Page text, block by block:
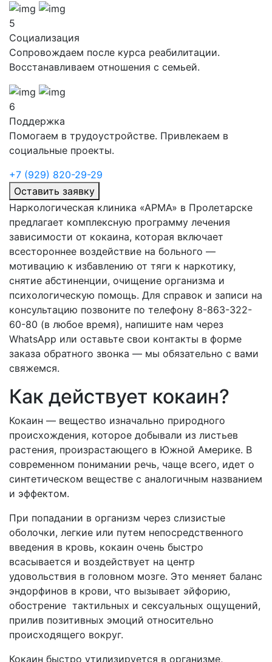
5
Социализация
Сопровождаем после курса реабилитации.
Восстанавливаем отношения с семьей.
6
Поддержка
Помогаем в трудоустройстве. Привлекаем в
социальные проекты.
+7 (929) 820-29-29
Оставить заявку
Наркологическая клиника «АРМА» в Пролетарске
предлагает комплексную программу лечения
зависимости от кокаина, которая включает
всестороннее воздействие на больного —
мотивацию к избавлению от тяги к наркотику,
снятие абстиненции, очищение организма и
психологическую помощь. Для справок и записи на
консультацию позвоните по телефону 8-863-322-
60-80 (в любое время), напишите нам через
WhatsApp или оставьте свои контакты в форме
заказа обратного звонка — мы обязательно с вами
свяжемся.
Как действует кокаин?
Кокаин — вещество изначально природного
происхождения, которое добывали из листьев
растения, произрастающего в Южной Америке. В
современном понимании речь, чаще всего, идет о
синтетическом веществе с аналогичным названием
и эффектом.
При попадании в организм через слизистые
оболочки, легкие или путем непосредственного
введения в кровь, кокаин очень быстро
всасывается и воздействует на центр
удовольствия в головном мозге. Это меняет баланс
эндорфинов в крови, что вызывает эйфорию,
обострение тактильных и сексуальных ощущений,
прилив позитивных эмоций относительно
происходящего вокруг.
Кокаин быстро утилизируется в организме,